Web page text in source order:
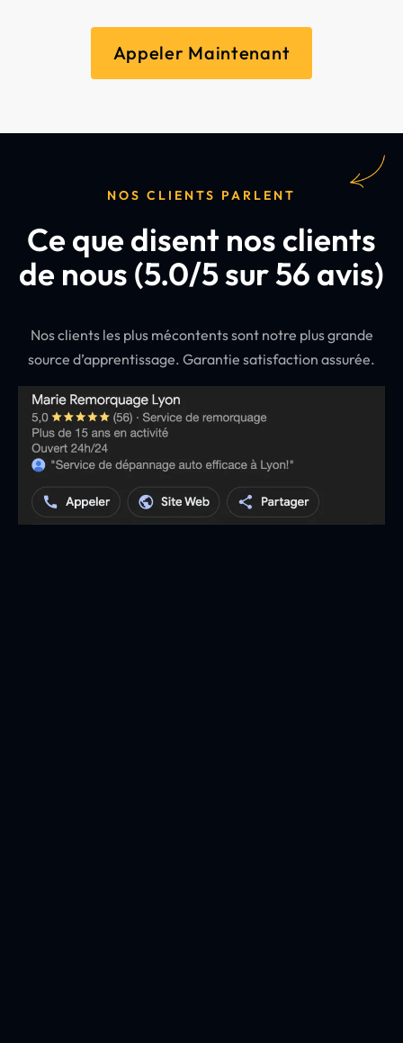
Appeler Maintenant
NOS CLIENTS PARLENT
Ce que disent nos clients
de nous (5.0/5 sur 56 avis)
Nos clients les plus mécontents sont notre plus grande
source d’apprentissage. Garantie satisfaction assurée.